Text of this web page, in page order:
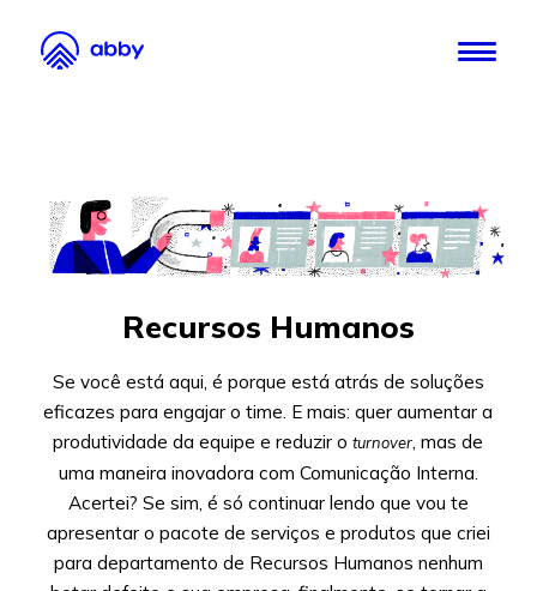
Recursos Humanos
Se você está aqui, é porque está atrás de soluções
eficazes para engajar o time. E mais: quer aumentar a
produtividade da equipe e reduzir oturnover , mas de
uma maneira inovadora com Comunicação Interna.
Acertei? Se sim, é só continuar lendo que vou te
apresentar o pacote de serviços e produtos que criei
para departamento de Recursos Humanos nenhum